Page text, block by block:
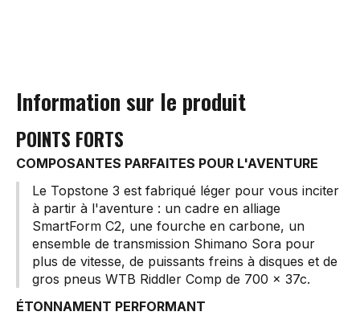
Information sur le produit
POINTS FORTS
COMPOSANTES PARFAITES POUR L'AVENTURE
Le Topstone 3 est fabriqué léger pour vous inciter
à partir à l'aventure : un cadre en alliage
SmartForm C2, une fourche en carbone, un
ensemble de transmission Shimano Sora pour
plus de vitesse, de puissants freins à disques et de
gros pneus WTB Riddler Comp de 700 x 37c.
ÉTONNAMENT PERFORMANT